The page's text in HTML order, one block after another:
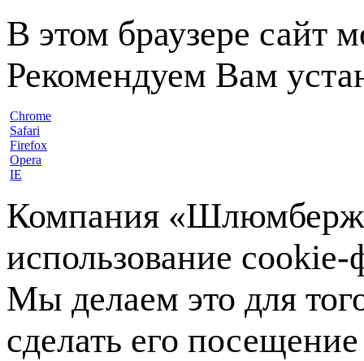
В этом браузере сайт
Рекомендуем Вам
Chrome
Safari
Firefox
Opera
IE
Компания
использование
Мы делаем это для
сделать его